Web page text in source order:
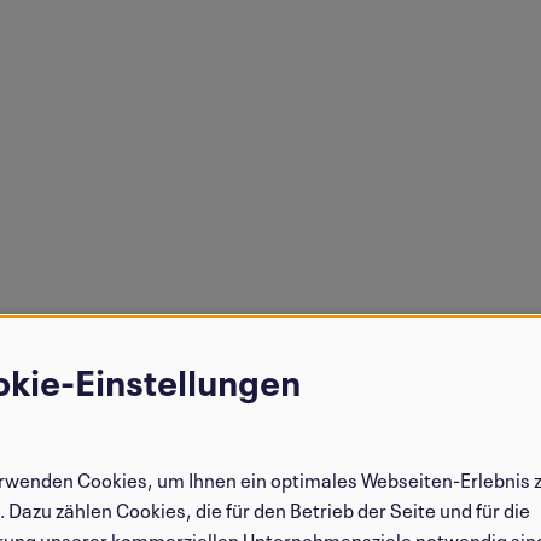
Einstellungen
Cookies, um Ihnen ein optimales Webseiten-Erlebnis
Dazu zählen Cookies, die für den Betrieb der Seite und für die